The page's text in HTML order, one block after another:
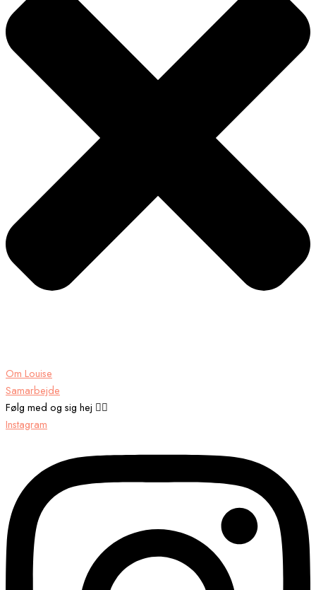
Om Louise
Samarbejde
Følg med og sig hej 👉🏾
Instagram